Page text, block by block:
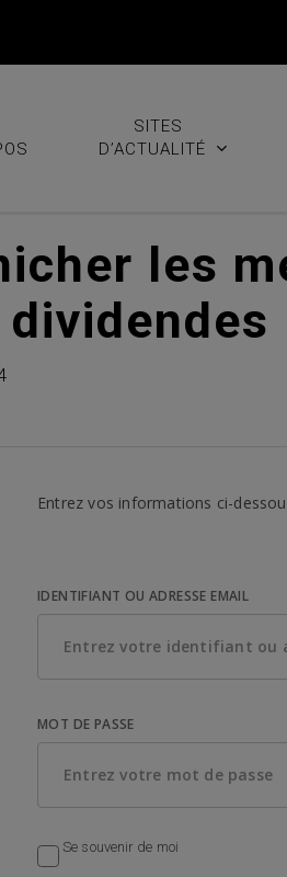
SITES
D’ACTUALITÉ
les
Entrez vos informations ci-
IDENTIFIANT OU ADRESSE EMAIL
MOT DE PASSE
Se souvenir de moi